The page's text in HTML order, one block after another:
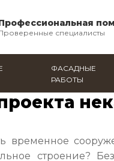
специалисты
ФАСАДНЫЕ
РАБОТЫ
временное
строение?